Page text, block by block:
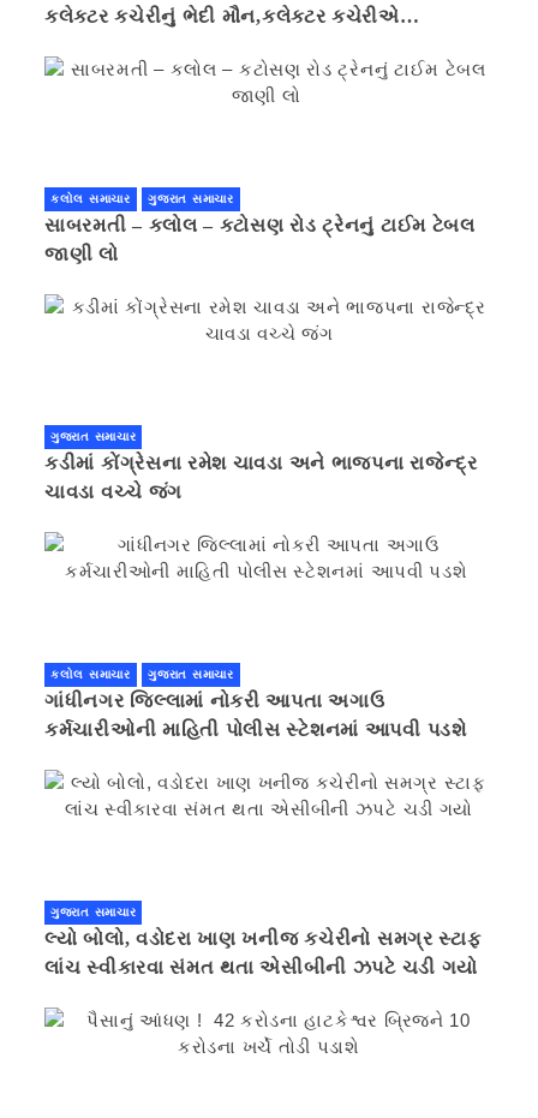
કલેક્ટર કચેરીનું ભેદી મૌન,કલેક્ટર કચેરીએ
કલોલ સમાચાર ગુજરાત સમાચાર
સાબરમતી – કલોલ – કટોસણ રોડ ટ્રેનનું ટાઈમ ટેબલ
જાણી લો
ગુજરાત સમાચાર
કડીમાં કોંગ્રેસના રમેશ ચાવડા અને ભાજપના રાજેન્દ્ર
ચાવડા વચ્ચે જંગ
કલોલ સમાચાર ગુજરાત સમાચાર
ગાંધીનગર જિલ્લામાં નોકરી આપતા અગાઉ
કર્મચારીઓની માહિતી પોલીસ સ્ટેશનમાં આપવી પડશે
ગુજરાત સમાચાર
લ્યો બોલો, વડોદરા ખાણ ખનીજ કચેરીનો સમગ્ર સ્ટાફ
લાંચ સ્વીકારવા સંમત થતા એસીબીની ઝપટે ચડી ગયો